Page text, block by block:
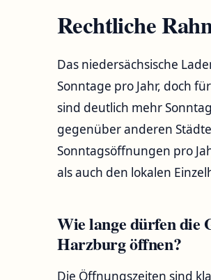
Rechtliche
Das niedersächsische
Sonntage pro Jahr, doch
sind deutlich mehr
gegenüber anderen
Sonntagsöffnungen pro
als auch den lokalen
Wie lange dürfen die
Harzburg öffnen?
Die Öffnungszeiten sind